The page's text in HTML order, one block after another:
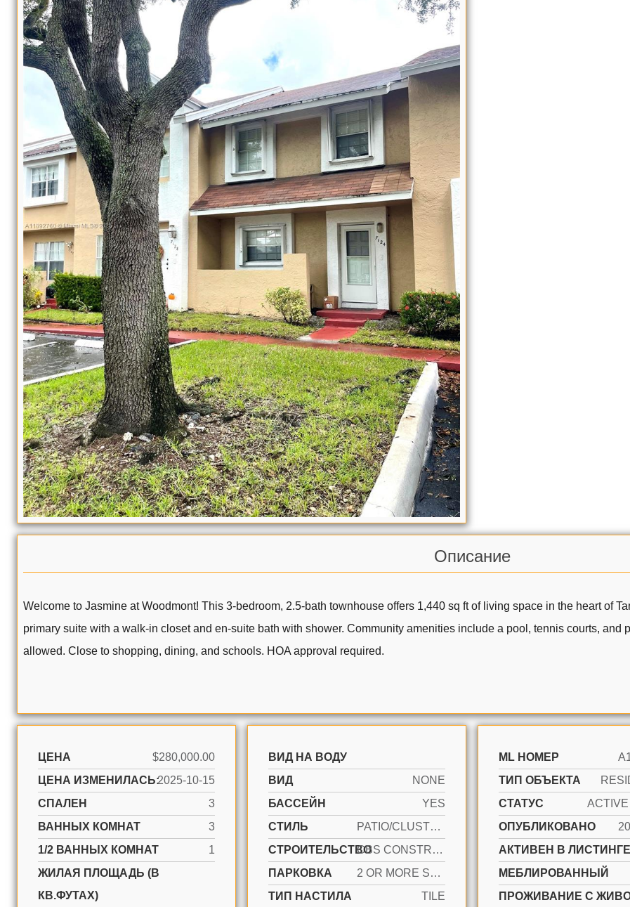
Описание
Welcome to Jasmine at Woodmont! This 3-bedroom, 2.5-bath townhouse offers 1,440 sq ft of living space in the heart of
primary suite with a walk-in closet and en-suite bath with shower. Community amenities include a pool, tennis courts,
allowed. Close to shopping, dining, and schools. HOA approval required.
ЦЕНА
$280,000.00
ЦЕНА ИЗМЕНИЛАСЬ:2025-10-15
СПАЛЕН
3
ВАННЫХ КОМНАТ
3
1/2 ВАННЫХ КОМНАТ
1
ЖИЛАЯ ПЛОЩАДЬ (В
КВ.ФУТАХ)
ВИД НА ВОДУ
ВИД
NONE
БАССЕЙН
YES
СТИЛЬ
PATIO/CLUSTER
CТРОИТЕЛЬСТВО
CBS CONSTRUCTION
ПАРКОВКА
2 OR MORE SPACES, ADDITIONAL SPACES AVAILABLE, GUEST
ТИП НАСТИЛА
TILE
ML НОМЕР
ТИП ОБЪЕКТА
СТАТУС
ОПУБЛИКОВАНО
АКТИВЕН В
МЕБЛИРОВАННЫЙ
ПРОЖИВАНИЕ С